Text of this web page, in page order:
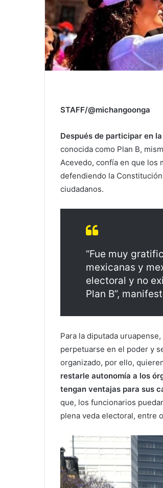
STAFF/@michangoonga
Después de participar en
conocida como Plan B,
Acevedo, confía en que los
defendiendo la
ciudadanos.
“Fue muy
mexicanas y
electoral y no
Plan B”,
Para la diputada
perpetuarse en el poder y
organizado, por ello,
restarle autonomía a los
tengan ventajas para sus
que, los funcionarios
plena veda electoral, entre